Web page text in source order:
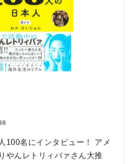
100名にインタビュー！ アメ
やんレトリィバァさん大推